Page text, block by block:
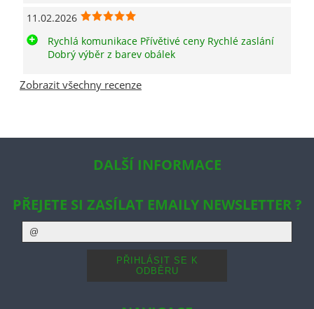
11.02.2026
Rychlá komunikace Přívětivé ceny Rychlé zaslání
Dobrý výběr z barev obálek
Zobrazit všechny recenze
DALŠÍ INFORMACE
PŘEJETE SI ZASÍLAT EMAILY NEWSLETTER ?